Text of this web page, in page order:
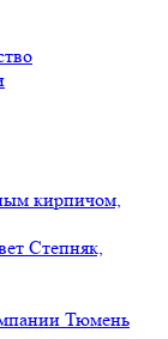
кирпичом,
Степняк,
Тюмень